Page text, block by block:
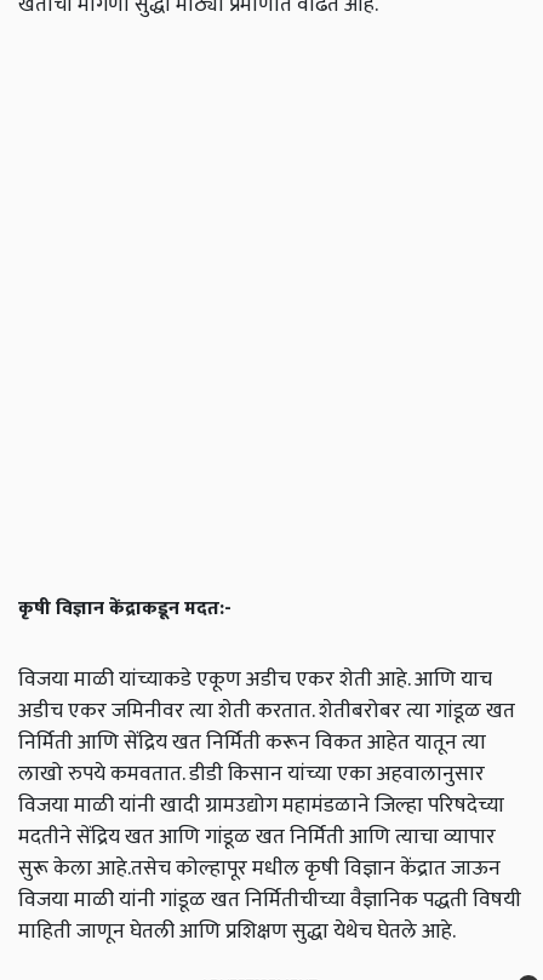
कृषी विज्ञान केंद्राकडून मदत:-
विजया माळी यांच्याकडे एकूण अडीच एकर शेती आहे. आणि याच
अडीच एकर जमिनीवर त्या शेती करतात. शेतीबरोबर त्या गांडूळ खत
निर्मिती आणि सेंद्रिय खत निर्मिती करून विकत आहेत यातून त्या
लाखो रुपये कमवतात. डीडी किसान यांच्या एका अहवालानुसार
विजया माळी यांनी खादी ग्रामउद्योग महामंडळाने जिल्हा परिषदेच्या
मदतीने सेंद्रिय खत आणि गांडूळ खत निर्मिती आणि त्याचा व्यापार
सुरू केला आहे.तसेच कोल्हापूर मधील कृषी विज्ञान केंद्रात जाऊन
विजया माळी यांनी गांडूळ खत निर्मितीचीच्या वैज्ञानिक पद्धती विषयी
माहिती जाणून घेतली आणि प्रशिक्षण सुद्धा येथेच घेतले आहे.